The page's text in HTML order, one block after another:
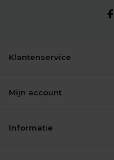
Klantenservice
Mijn account
Informatie